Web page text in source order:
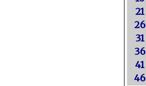
21
26
31
36
41
46